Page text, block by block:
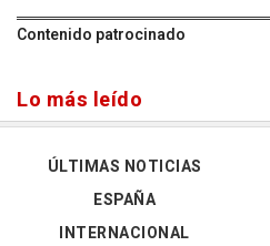
Contenido patrocinado
Lo más leído
ÚLTIMAS NOTICIAS
ESPAÑA
INTERNACIONAL